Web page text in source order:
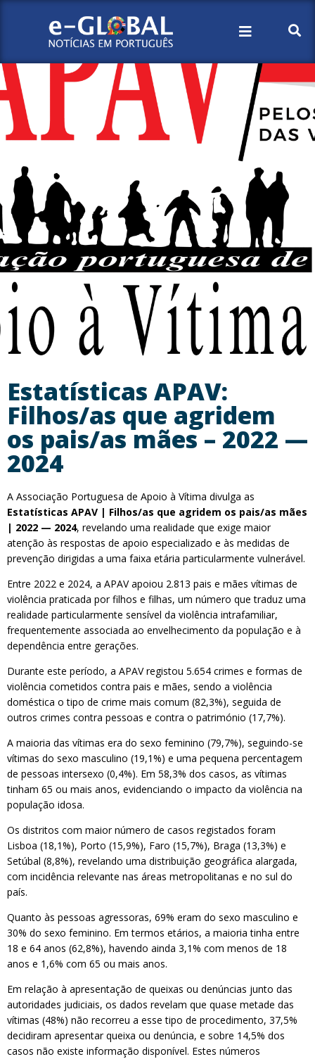
Estatísticas APAV:
Filhos/as que agridem
os pais/as mães – 2022 —
2024
A Associação Portuguesa de Apoio à Vítima divulga as
Estatísticas APAV | Filhos/as que agridem os pais/as mães
| 2022 — 2024, revelando uma realidade que exige maior
atenção às respostas de apoio especializado e às medidas de
prevenção dirigidas a uma faixa etária particularmente vulnerável.
Entre 2022 e 2024, a APAV apoiou 2.813 pais e mães vítimas de
violência praticada por filhos e filhas, um número que traduz uma
realidade particularmente sensível da violência intrafamiliar,
frequentemente associada ao envelhecimento da população e à
dependência entre gerações.
Durante este período, a APAV registou 5.654 crimes e formas de
violência cometidos contra pais e mães, sendo a violência
doméstica o tipo de crime mais comum (82,3%), seguida de
outros crimes contra pessoas e contra o património (17,7%).
A maioria das vítimas era do sexo feminino (79,7%), seguindo-se
vítimas do sexo masculino (19,1%) e uma pequena percentagem
de pessoas intersexo (0,4%). Em 58,3% dos casos, as vítimas
tinham 65 ou mais anos, evidenciando o impacto da violência na
população idosa.
Os distritos com maior número de casos registados foram
Lisboa (18,1%), Porto (15,9%), Faro (15,7%), Braga (13,3%) e
Setúbal (8,8%), revelando uma distribuição geográfica alargada,
com incidência relevante nas áreas metropolitanas e no sul do
país.
Quanto às pessoas agressoras, 69% eram do sexo masculino e
30% do sexo feminino. Em termos etários, a maioria tinha entre
18 e 64 anos (62,8%), havendo ainda 3,1% com menos de 18
anos e 1,6% com 65 ou mais anos.
Em relação à apresentação de queixas ou denúncias junto das
autoridades judiciais, os dados revelam que quase metade das
vítimas (48%) não recorreu a esse tipo de procedimento, 37,5%
decidiram apresentar queixa ou denúncia, e sobre 14,5% dos
casos não existe informação disponível. Estes números